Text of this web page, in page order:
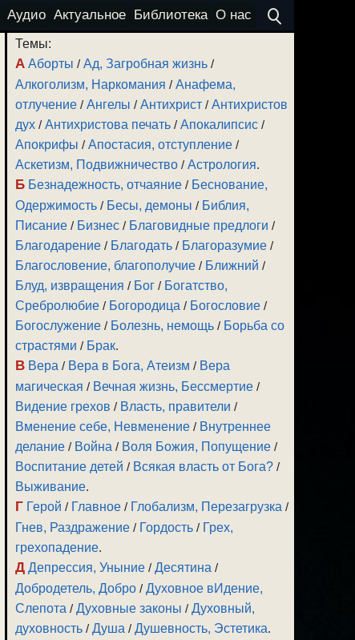
Аудио Актуальное Библиотека О нас
Темы:
А Аборты /Ад, Загробная жизнь /
Алкоголизм, Наркомания /Анафема,
отлучение /Ангелы /Антихрист /Антихристов
дух /Антихристова печать /Апокалипсис /
Апокрифы /Апостасия, отступление /
Аскетизм, Подвижничество /Астрология.
Б Безнадежность, отчаяние / Беснование,
Одержимость / Бесы, демоны / Библия,
Писание / Бизнес / Благовидные предлоги /
Благодарение / Благодать / Благоразумие /
Благословение, благополучие / Ближний /
Блуд, извращения / Бог / Богатство,
Сребролюбие / Богородица / Богословие /
Богослужение / Болезнь, немощь / Борьба со
страстями / Брак.
В Вера / Вера в Бога, Атеизм / Вера
магическая / Вечная жизнь, Бессмертие /
Видение грехов / Власть, правители /
Вменение себе, Невменение / Внутреннее
делание / Война / Воля Божия, Попущение /
Воспитание детей / Всякая власть от Бога? /
Выживание.
Г Герой / Главное / Глобализм, Перезагрузка /
Гнев, Раздражение / Гордость / Грех,
грехопадение.
Д Депрессия, Уныние /Десятина /
Добродетель, Добро /Духовное вИдение,
Слепота /Духовные законы /Духовный,
духовность /Душа /Душевность, Эстетика.